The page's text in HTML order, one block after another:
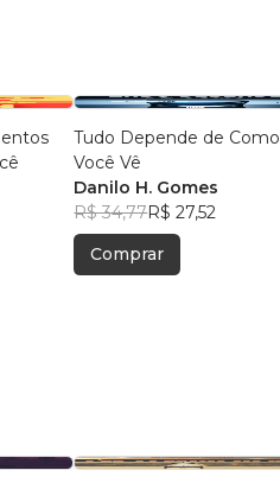
Tudo Depende de Como
Você Vê
Danilo H. Gomes
R$ 34,77R$ 27,52
Comprar